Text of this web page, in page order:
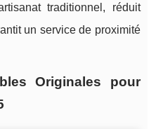
traditionnel, réduit
un service de proximité
Originales pour